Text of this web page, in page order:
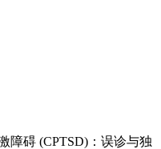
障碍 (CPTSD)：误诊与独